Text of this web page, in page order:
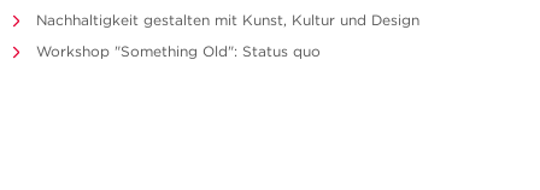
Nachhaltigkeit gestalten mit Kunst, Kultur und Design
Workshop "Something Old": Status quo